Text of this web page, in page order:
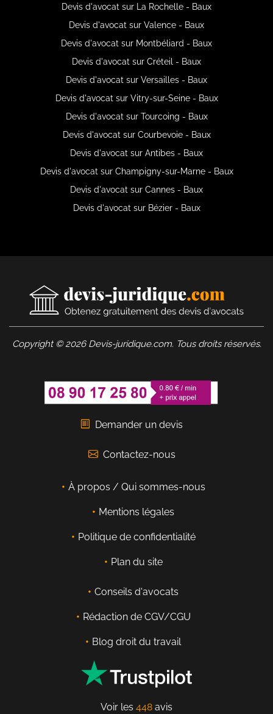
Devis d'avocat sur La Rochelle - Baux
Devis d'avocat sur Valence - Baux
Devis d'avocat sur Montbéliard - Baux
Devis d'avocat sur Créteil - Baux
Devis d'avocat sur Versailles - Baux
Devis d'avocat sur Vitry-sur-Seine - Baux
Devis d'avocat sur Tourcoing - Baux
Devis d'avocat sur Courbevoie - Baux
Devis d'avocat sur Antibes - Baux
Devis d'avocat sur Champigny-sur-Marne - Baux
Devis d'avocat sur Cannes - Baux
Devis d'avocat sur Bézier - Baux
Copyright © 2026 Devis-juridique.com. Tous droits réservés.
Demander un devis
Contactez-nous
À propos / Qui sommes-nous
Mentions légales
Politique de confidentialité
Plan du site
Conseils d'avocats
Rédaction de CGV/CGU
Blog droit du travail
Voir les 448 avis